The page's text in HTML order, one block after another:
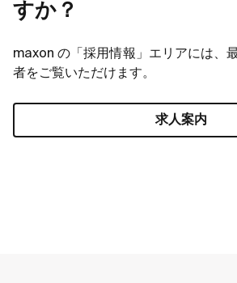
すか？
maxon の「採用情報」エリアには、
者をご覧いただけます。
求人案内